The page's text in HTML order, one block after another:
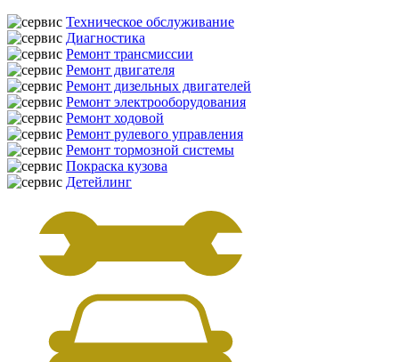
Техническое обслуживание
Диагностика
Ремонт трансмиссии
Ремонт двигателя
Ремонт дизельных двигателей
Ремонт электрооборудования
Ремонт ходовой
Ремонт рулевого управления
Ремонт тормозной системы
Покраска кузова
Детейлинг